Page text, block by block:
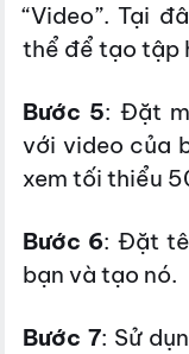
“Video”. Tại
thể để tạo tập
Bước 5: Đặt
với video của
xem tối thiểu
Bước 6: Đặt
bạn và tạo nó.
Bước 7: Sử